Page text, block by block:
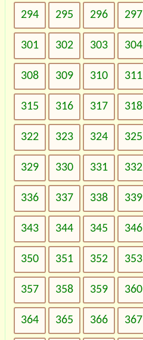
294 295 296 297
301 302 303 304
308 309 310 311
315 316 317 318
322 323 324 325
329 330 331 332
336 337 338 339
343 344 345 346
350 351 352 353
357 358 359 360
364 365 366 367